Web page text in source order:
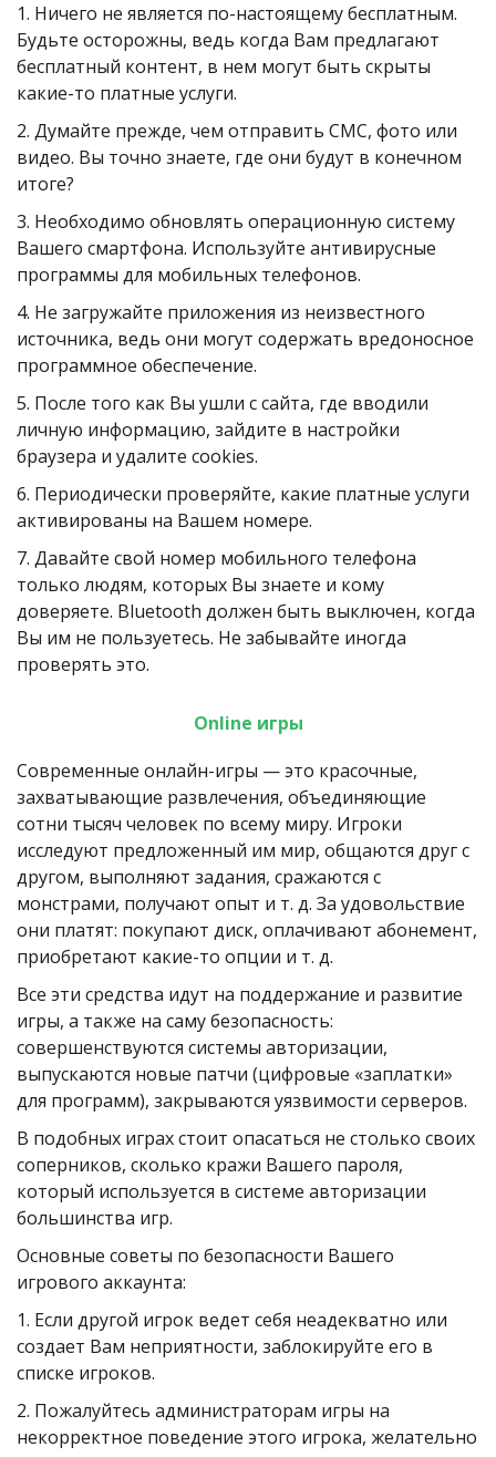
1. Ничего не является по-настоящему бесплатным.
Будьте осторожны, ведь когда Вам предлагают
бесплатный контент, в нем могут быть скрыты
какие-то платные услуги.
2. Думайте прежде, чем отправить СМС, фото или
видео. Вы точно знаете, где они будут в конечном
итоге?
3. Необходимо обновлять операционную систему
Вашего смартфона. Используйте антивирусные
программы для мобильных телефонов.
4. Не загружайте приложения из неизвестного
источника, ведь они могут содержать вредоносное
программное обеспечение.
5. После того как Вы ушли с сайта, где вводили
личную информацию, зайдите в настройки
браузера и удалите cookies.
6. Периодически проверяйте, какие платные услуги
активированы на Вашем номере.
7. Давайте свой номер мобильного телефона
только людям, которых Вы знаете и кому
доверяете. Bluetooth должен быть выключен, когда
Вы им не пользуетесь. Не забывайте иногда
проверять это.
Online игры
Современные онлайн-игры — это красочные,
захватывающие развлечения, объединяющие
сотни тысяч человек по всему миру. Игроки
исследуют предложенный им мир, общаются друг с
другом, выполняют задания, сражаются с
монстрами, получают опыт и т. д. За удовольствие
они платят: покупают диск, оплачивают абонемент,
приобретают какие-то опции и т. д.
Все эти средства идут на поддержание и развитие
игры, а также на саму безопасность:
совершенствуются системы авторизации,
выпускаются новые патчи (цифровые «заплатки»
для программ), закрываются уязвимости серверов.
В подобных играх стоит опасаться не столько своих
соперников, сколько кражи Вашего пароля,
который используется в системе авторизации
большинства игр.
Основные советы по безопасности Вашего
игрового аккаунта:
1. Если другой игрок ведет себя неадекватно или
создает Вам неприятности, заблокируйте его в
списке игроков.
2. Пожалуйтесь администраторам игры на
некорректное поведение этого игрока, желательно